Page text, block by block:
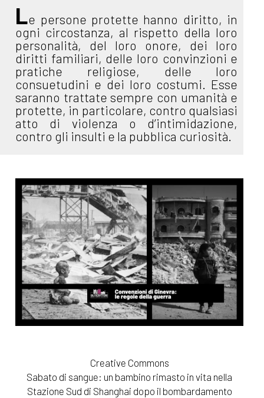
Le persone protette hanno diritto, in
ogni circostanza, al rispetto della loro
personalità, del loro onore, dei loro
diritti familiari, delle loro convinzioni e
pratiche religiose, delle loro
consuetudini e dei loro costumi. Esse
saranno trattate sempre con umanità e
protette, in particolare, contro qualsiasi
atto di violenza o d’intimidazione,
contro gli insulti e la pubblica curiosità.
Sabato di sangue: un bambino rimasto in vita nella
Stazione Sud di Shanghai dopo il bombardamento